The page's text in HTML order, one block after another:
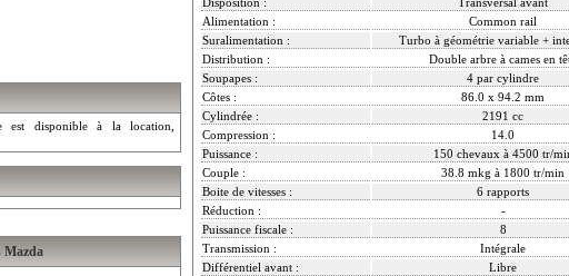
est disponible à la location,
Mazda
Alimentation :
Common rail
Suralimentation :
Turbo à géométrie variable +
Distribution :
Double arbre à cames en
Soupapes :
4 par cylindre
Côtes :
86.0 x 94.2 mm
Cylindrée :
2191 cc
Compression :
14.0
Puissance :
150 chevaux à 4500 tr/
Couple :
38.8 mkg à 1800 tr/min
Boite de vitesses :
6 rapports
Réduction :
-
Puissance fiscale :
8
Transmission :
Intégrale
Différentiel avant :
Libre